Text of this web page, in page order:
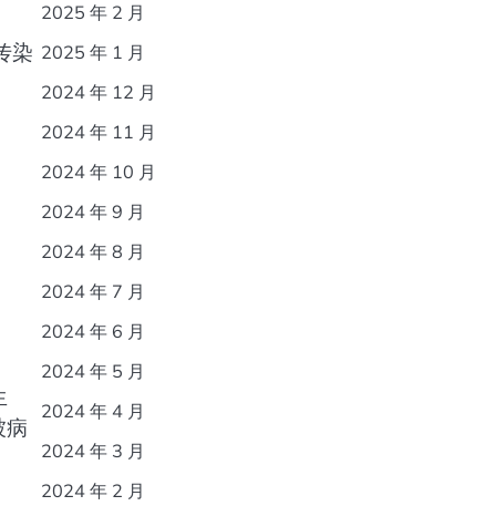
染
病
2025 年 2 月
2025 年 1 月
2024 年 12 月
2024 年 11 月
2024 年 10 月
2024 年 9 月
2024 年 8 月
2024 年 7 月
2024 年 6 月
2024 年 5 月
2024 年 4 月
2024 年 3 月
2024 年 2 月